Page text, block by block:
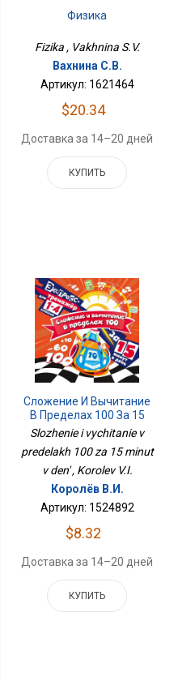
Физика
Fizika , Vakhnina S.V.
Вахнина С.В.
Артикул: 1621464
$20.34
Доставка за 14–20 дней
КУПИТЬ
Сложение И Вычитание
В Пределах 100 За 15
Минут В День
Slozhenie i vychitanie v
predelakh 100 za 15 minut
v den' , Korolev V.I.
Королёв В.И.
Артикул: 1524892
$8.32
Доставка за 14–20 дней
КУПИТЬ